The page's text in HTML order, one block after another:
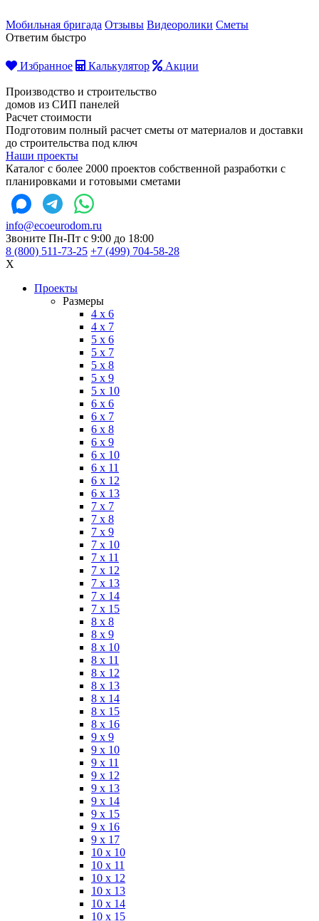
Мобильная бригада Отзывы Видеоролики Сметы
Ответим быстро
Избранное Калькулятор Акции
Производство и строительство
домов из СИП панелей
Расчет стоимости
Подготовим полный расчет сметы от материалов и доставки
до строительства под ключ
Наши проекты
Каталог с более 2000 проектов собственной разработки с
планировками и готовыми сметами
info@ecoeurodom.ru
Звоните Пн-Пт с 9:00 до 18:00
8 (800) 511-73-25 +7 (499) 704-58-28
X
Проекты
Размеры
4 x 6
4 x 7
5 x 6
5 x 7
5 x 8
5 x 9
5 x 10
6 x 6
6 x 7
6 x 8
6 x 9
6 x 10
6 x 11
6 x 12
6 x 13
7 x 7
7 x 8
7 x 9
7 x 10
7 x 11
7 x 12
7 x 13
7 x 14
7 x 15
8 x 8
8 x 9
8 x 10
8 x 11
8 x 12
8 x 13
8 x 14
8 x 15
8 x 16
9 x 9
9 x 10
9 x 11
9 x 12
9 x 13
9 x 14
9 x 15
9 x 16
9 x 17
10 x 10
10 x 11
10 x 12
10 x 13
10 x 14
10 x 15